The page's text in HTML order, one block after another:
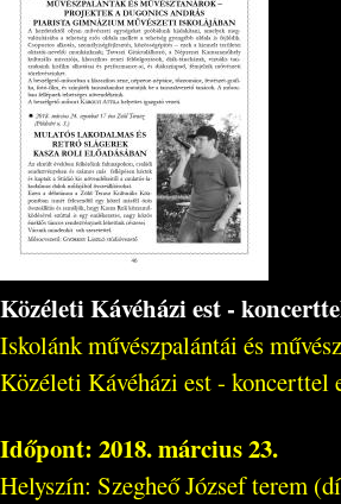
Közéleti Kávéházi est -
Iskolánk művészpalántái és
Közéleti Kávéházi est - koncerttel
Időpont: 2018. március 23.
Helyszín: Szegheő József terem